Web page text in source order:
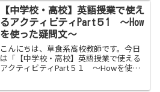
のみなさん、お疲れ様でございます。教
科に区別をつけるつもりはあり...
【中学校・高校】英語授業で使え
るアクティビティPart５1 〜How
を使った疑問文〜
こんにちは、草食系高校教師です。今日
は「【中学校・高校】英語授業で使える
アクティビティPart５１ 〜Howを使っ